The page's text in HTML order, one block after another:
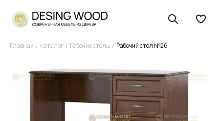
Главная Каталог Рабочие столы Рабочий стол №26